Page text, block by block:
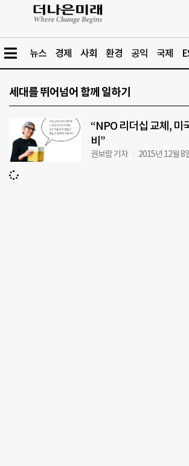
뉴스 경제 사회 환경 공익 국제
세대를 뛰어넘어 함께 일하기
“NPO 리더십 교체, 미
비”
권보람 기자 2015년 12월 8